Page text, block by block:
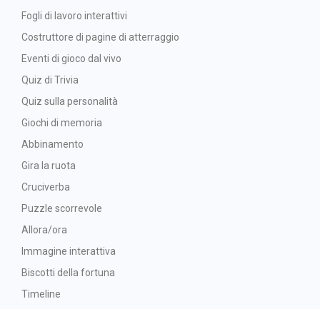
Fogli di lavoro interattivi
Costruttore di pagine di atterraggio
Eventi di gioco dal vivo
Quiz di Trivia
Quiz sulla personalità
Giochi di memoria
Abbinamento
Gira la ruota
Cruciverba
Puzzle scorrevole
Allora/ora
Immagine interattiva
Biscotti della fortuna
Timeline